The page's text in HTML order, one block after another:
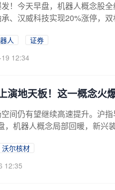
！今天早盘，机器人概念股
、汉威科技实现20%涨停，
人
证券
12:34
演地天板！这一概念火
间仍有望继续高速提升。沪
，机器人概念局部回暖，新兴
沃尔核材
12:35